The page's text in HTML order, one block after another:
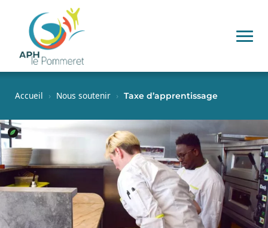
Accueil › Nous soutenir › Taxe d’apprentissage